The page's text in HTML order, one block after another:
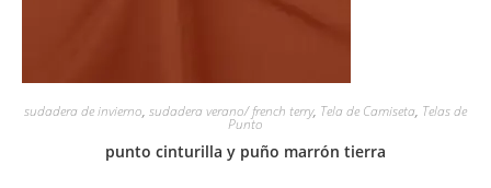
sudadera de invierno, sudadera verano/ french terry, Tela de Camiseta, Telas de
Punto
punto cinturilla y puño marrón tierra